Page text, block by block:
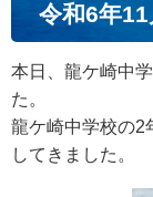
令和6年11
本日、龍ケ崎中
た。
龍ケ崎中学校の2
してきました。